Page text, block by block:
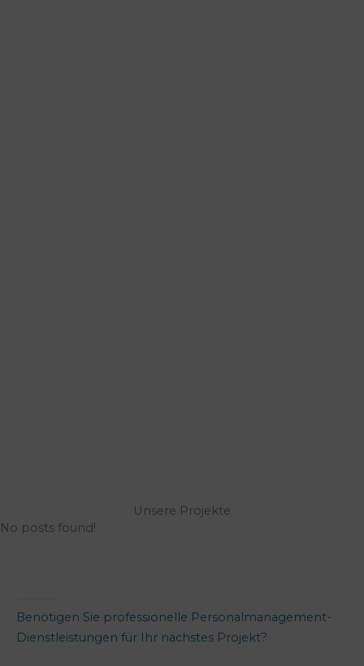
Unsere Projekte
No posts found!
Benötigen Sie professionelle Personalmanagement-
Dienstleistungen für Ihr nächstes Projekt?